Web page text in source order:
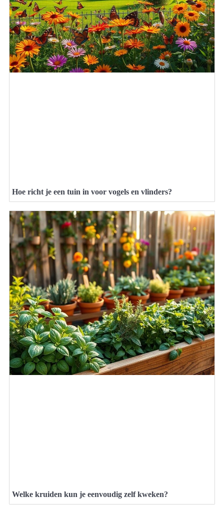
Hoe richt je een tuin in voor vogels en vlinders?
Welke kruiden kun je eenvoudig zelf kweken?